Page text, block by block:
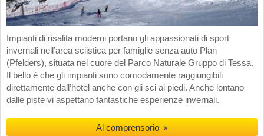
Impianti di risalita moderni portano gli appassionati di sport
invernali nell’area sciistica per famiglie senza auto Plan
(Pfelders), situata nel cuore del Parco Naturale Gruppo di Tessa.
Il bello è che gli impianti sono comodamente raggiungibili
direttamente dall’hotel anche con gli sci ai piedi. Anche lontano
dalle piste vi aspettano fantastiche esperienze invernali.
Al comprensorio